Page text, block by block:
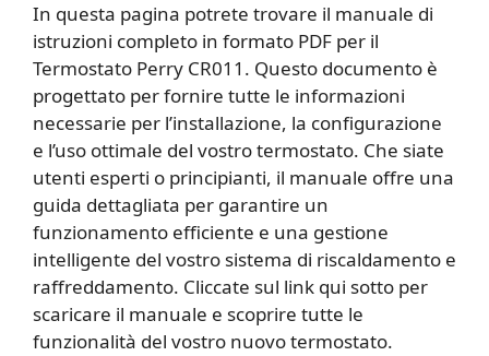
In questa pagina potrete trovare il manuale di
istruzioni completo in formato PDF per il
Termostato Perry CR011. Questo documento è
progettato per fornire tutte le informazioni
necessarie per l’installazione, la configurazione
e l’uso ottimale del vostro termostato. Che siate
utenti esperti o principianti, il manuale offre una
guida dettagliata per garantire un
funzionamento efficiente e una gestione
intelligente del vostro sistema di riscaldamento e
raffreddamento. Cliccate sul link qui sotto per
scaricare il manuale e scoprire tutte le
funzionalità del vostro nuovo termostato.